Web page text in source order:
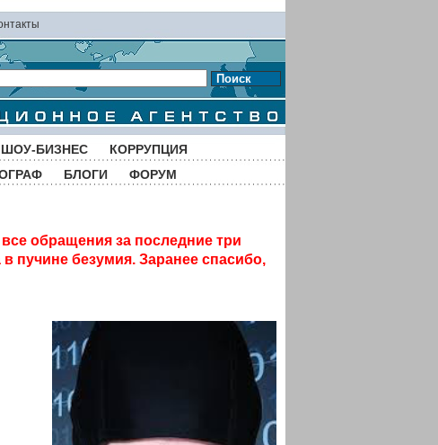
Поиск
ШОУ-БИЗНЕС
КОРРУПЦИЯ
БЛОГИ ФОРУМ
обращения за последние три
пучине безумия. Заранее спасибо,